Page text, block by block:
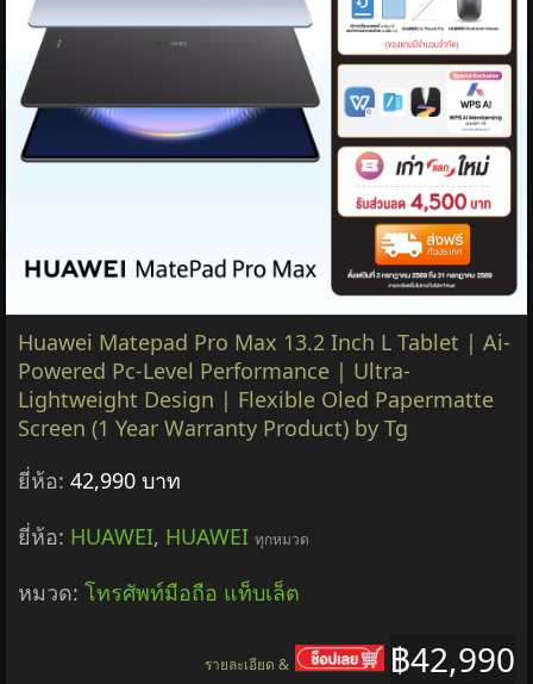
Huawei Matepad Pro Max 13.2 Inch L Tablet | Ai-
Powered Pc-Level Performance | Ultra-
Lightweight Design | Flexible Oled Papermatte
Screen (1 Year Warranty Product) by Tg
ยี่ห้อ: 42,990 บาท
ยี่ห้อ: HUAWEI, HUAWEI ทุกหมวด
หมวด: โทรศัพท์มือถือ แท็บเล็ต
฿42,990
รายละเอียด &